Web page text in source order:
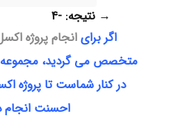
→ نتیجه: -4
اگر برایانجام پروژه
متخصص می گردید، مجموعه
در کنار شماست تا پروژه
احسنت انجام